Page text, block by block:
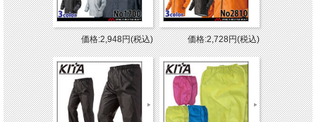
価格:2,948円(税込) 価格:2,728円(税込)